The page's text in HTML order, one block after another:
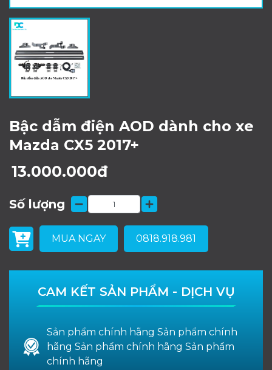
Bậc dẫm điện AOD dành cho xe
Mazda CX5 2017+
13.000.000đ
Số lượng
MUA NGAY 0818.918.981
CAM KẾT SẢN PHẨM - DỊCH VỤ
Sản phẩm chính hãng Sản phẩm chính
hãng Sản phẩm chính hãng Sản phẩm
chính hãng